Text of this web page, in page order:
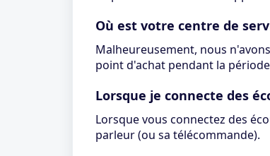
Où est votre centre de
Malheureusement, nous
point d'achat pendant la
Lorsque je connecte des
Lorsque vous connectez des
parleur (ou sa télécommande).